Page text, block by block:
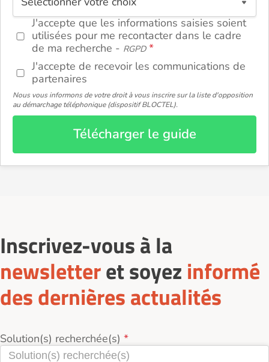
J'accepte que les informations saisies soient
utilisées pour me recontacter dans le cadre
de ma recherche - RGPD
J'accepte de recevoir les communications de
partenaires
Nous vous informons de votre droit à vous inscrire sur la liste d'opposition
au démarchage téléphonique (dispositif BLOCTEL).
Télécharger le guide
Inscrivez-vous à la
newsletteret soyez informé
des dernières actualités
Solution(s) recherchée(s)